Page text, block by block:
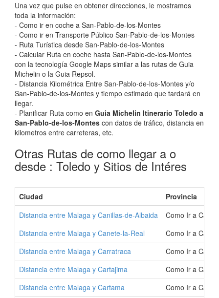
Una vez que pulse en obtener direcciones, le mostramos
toda la información:
- Como ir en coche a San-Pablo-de-los-Montes
- Como ir en Transporte Público San-Pablo-de-los-Montes
- Ruta Turística desde San-Pablo-de-los-Montes
- Calcular Ruta en coche hasta San-Pablo-de-los-Montes
con la tecnología Google Maps similar a las rutas de Guia
Michelin o la Guia Repsol.
- Distancia Kilométrica Entre San-Pablo-de-los-Montes y/o
San-Pablo-de-los-Montes y tiempo estimado que tardará en
llegar.
- Planificar Ruta como en Guia Michelin Itinerario Toledo a
San-Pablo-de-los-Montes con datos de tráfico, distancia en
kilometros entre carreteras, etc.
Otras Rutas de como llegar a o
desde : Toledo y Sitios de Intéres
Ciudad
Provincia
Distancia entre Malaga y Canillas-de-Albaida
Como Ir a
Distancia entre Malaga y Canete-la-Real
Como Ir a
Distancia entre Malaga y Carratraca
Como Ir a
Distancia entre Malaga y Cartajima
Como Ir a
Distancia entre Malaga y Cartama
Como Ir a